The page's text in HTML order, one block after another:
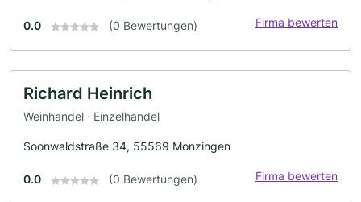
0.0 (0 Bewertungen) Firma bewerten
Richard Heinrich
Weinhandel · Einzelhandel
Soonwaldstraße 34, 55569 Monzingen
0.0 (0 Bewertungen) Firma bewerten